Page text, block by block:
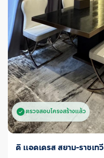
ตรวจสอบโครงสร้างแล้ว
ขาย
ดิ แอดเดรส สยาม-ราชเทวี